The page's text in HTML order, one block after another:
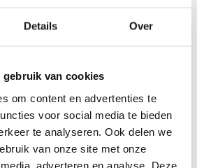
Details Over
gebruik van cookies
om content en advertenties te
voor social media te bieden
te analyseren. Ook delen we
van onze site met onze
adverteren en analyse. Deze
blootstelling);
zoals bot- of gewrichtspijn,
onverklaarde vermoeidheid;
nierfunctie hebt (fluoride wordt